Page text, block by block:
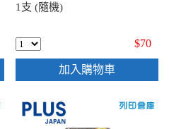
1支 (隨機)
$70
加入購物車